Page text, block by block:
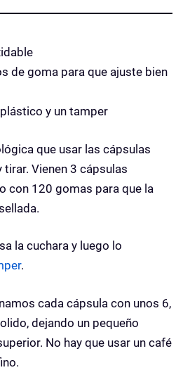
de goma para que ajuste bien
y un tamper
que usar las cápsulas
Vienen 3 cápsulas
con 120 gomas para que la
la cuchara y luego lo
.
cada cápsula con unos 6,
dejando un pequeño
No hay que usar un café